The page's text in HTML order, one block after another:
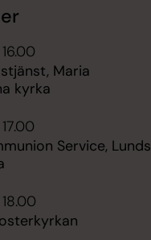
Maria
kyrka
Service, Lunds